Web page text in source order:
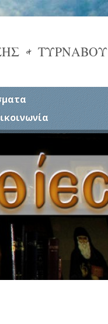
& ΤΥΡΝΑΒΟΥ